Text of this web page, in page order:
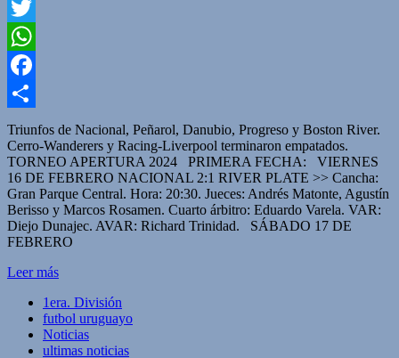
Twitter
WhatsApp
Facebook
Compartir
Triunfos de Nacional, Peñarol, Danubio, Progreso y Boston River.
Cerro-Wanderers y Racing-Liverpool terminaron empatados.
TORNEO APERTURA 2024 PRIMERA FECHA: VIERNES
16 DE FEBRERO NACIONAL 2:1 RIVER PLATE >> Cancha:
Gran Parque Central. Hora: 20:30. Jueces: Andrés Matonte, Agustín
Berisso y Marcos Rosamen. Cuarto árbitro: Eduardo Varela. VAR:
Diejo Dunajec. AVAR: Richard Trinidad. SÁBADO 17 DE
FEBRERO
Leer más
1era. División
futbol uruguayo
Noticias
ultimas noticias